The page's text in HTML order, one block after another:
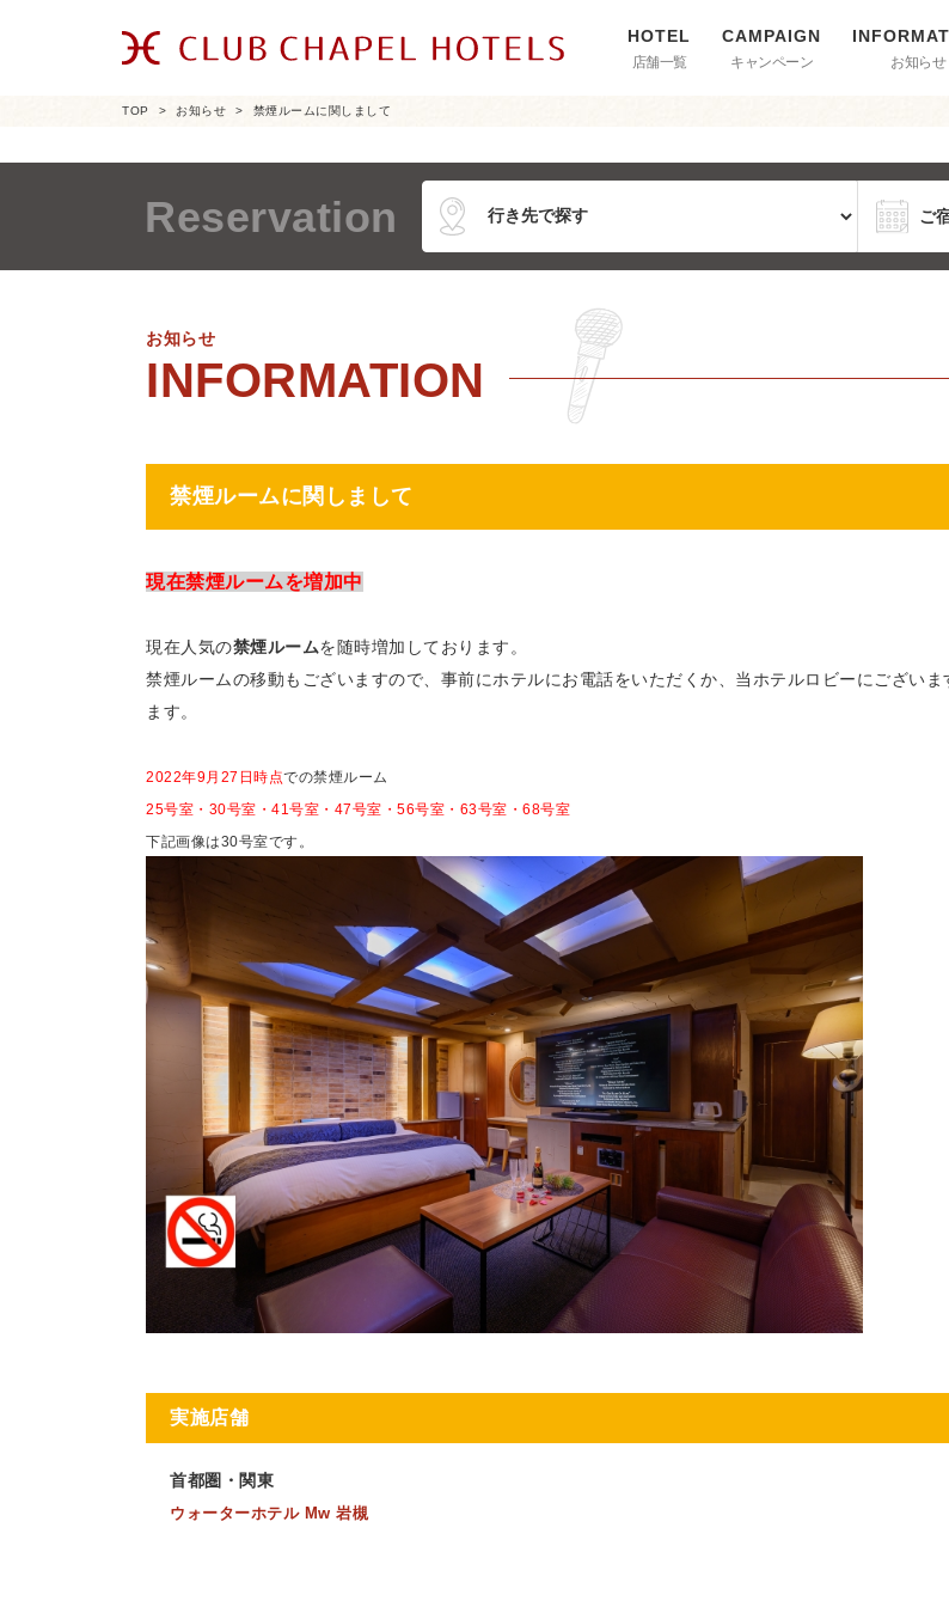
店舗一覧 キャンペーン お知らせ
TOP お知らせ 禁煙ルームに関しまして
Reservation
お知らせ
禁煙ルームに関しまして
現在禁煙ルームを増加中
現在人気の禁煙ルームを随時増加しております。
禁煙ルームの移動もございますので、事前にホテルにお電話をいただくか、当ホテルロビーにござい
ます。
2022年9月27日時点での禁煙ルーム
25号室・30号室・41号室・47号室・56号室・63号室・68号室
下記画像は30号室です。
実施店舗
首都圏・関東
ウォーターホテル Mw 岩槻